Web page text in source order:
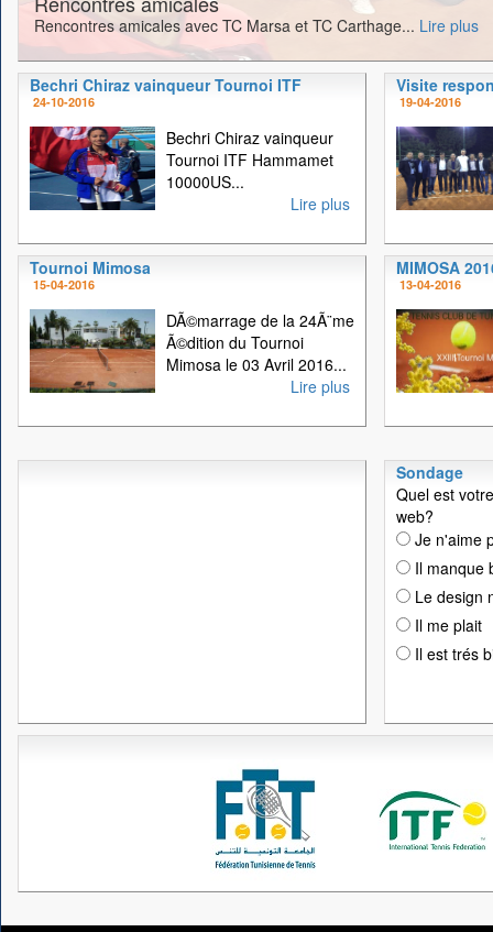
Rencontres amicales avec TC Marsa et TC Carthage... Lire plus
Bechri Chiraz vainqueur Tournoi ITF
24-10-2016
Bechri Chiraz vainqueur
Tournoi ITF Hammamet
10000US...
Lire plus
Visite
19-04-2016
Tournoi Mimosa
15-04-2016
DÃ©marrage de la 24Ã¨me
Ã©dition du Tournoi
Mimosa le 03 Avril 2016...
Lire plus
MIMOSA
13-04-2016
Sondage
Quel est
web?
Je n'aime
Il manque
Le design
Il me plait
Il est trés